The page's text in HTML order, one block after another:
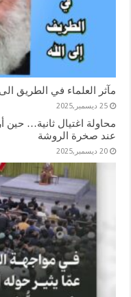
مآثر العلماء في الطريق الى
25 ديسمبر,2025
محاولة اغتيال ثانية… حين
عند صخرة الروشة
20 ديسمبر,2025